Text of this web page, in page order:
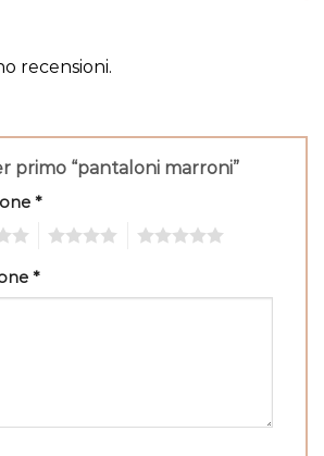
recensioni.
primo “pantaloni marroni”
*
*